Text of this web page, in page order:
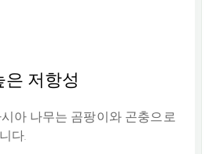
저항성
아 나무는 곰팡이와 곤충으로
다.